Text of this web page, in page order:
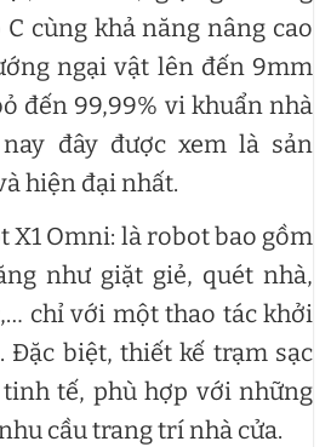
cùng khả năng nâng cao
ngại vật lên đến 9mm
đến 99,99% vi khuẩn nhà
đây được xem là sản
hiện đại nhất.
X1 Omni: là robot bao gồm
như giặt giẻ, quét nhà,
chỉ với một thao tác khởi
Đặc biệt, thiết kế trạm sạc
tế, phù hợp với những
cầu trang trí nhà cửa.